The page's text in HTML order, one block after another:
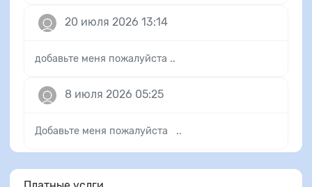
20 июля 2026 13:14
добавьте меня пожалуйста ..
8 июля 2026 05:25
Добавьте меня пожалуйста ..